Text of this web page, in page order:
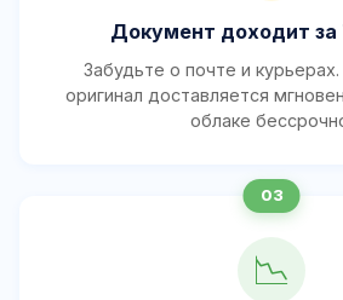
Документ доходит за
Забудьте о почте и
оригинал доставляется
облаке
📉